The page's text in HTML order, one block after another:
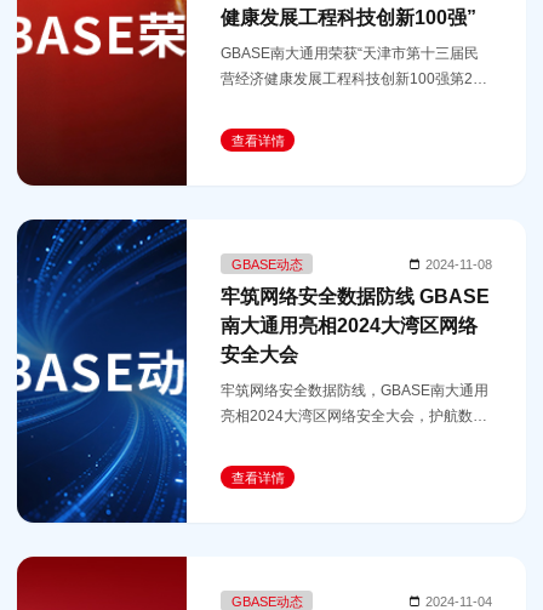
健康发展工程科技创新100强”
GBASE南大通用荣获“天津市第十三届民
营经济健康发展工程科技创新100强第2
查看详情
GBASE动态 2024-11-08
牢筑网络安全数据防线 GBASE
南大通用亮相2024大湾区网络
安全大会
牢筑网络安全数据防线，GBASE南大通用
亮相2024大湾区网络安全大会，护航数字
查看详情
GBASE动态 2024-11-04